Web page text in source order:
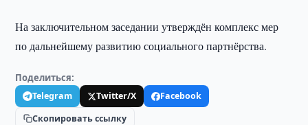
На заключительном заседании утверждён комплекс мер
по дальнейшему развитию социального партнёрства.
Поделиться:
Telegram Twitter/X
Facebook
Скопировать ссылку